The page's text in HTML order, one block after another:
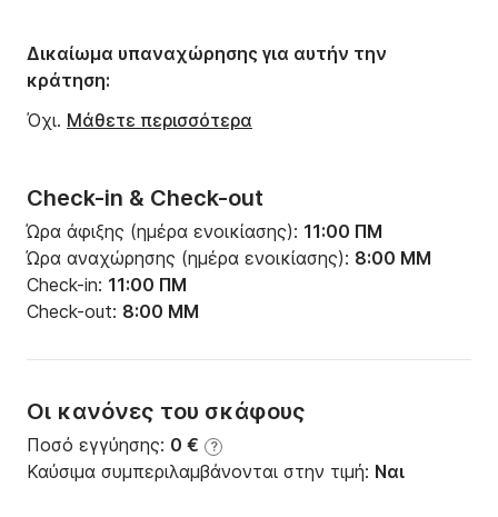
Βύθισμα:2.6m
Ισχύς κινητήρα:
Check-in & Check-out
Ώρα άφιξης (ημέρα ενοικίασης): 11:00 ΠΜ
Ώρα αναχώρησης (ημέρα ενοικίασης): 8:00 ΜΜ
Check-in: 11:00 ΠΜ
Check-out: 8:00 ΜΜ
Οι κανόνες του σκάφους
Ποσό εγγύησης: 0 € ?
Καύσιμα συμπεριλαμβάνονται στην τιμή: Ναι
Δικαίωμα υπαναχώρησης για αυτήν την
κράτηση:
Όχι. Μάθετε περισσότερα